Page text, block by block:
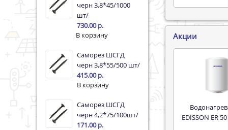
черн 3,8*45/1000
шт/
730.00 р.
Саморез ШСГД
черн 3,8*55/500 шт/
415.00 р.
Саморез ШСГД
черн 4,2*75/100шт/
171.00 р.
Акции
Водонагреватель
EDISSON ER